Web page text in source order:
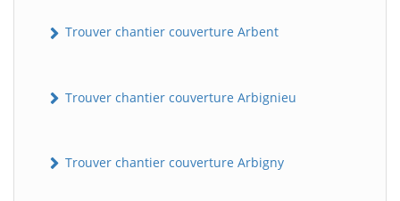
Trouver chantier couverture Arbent
Trouver chantier couverture Arbignieu
Trouver chantier couverture Arbigny